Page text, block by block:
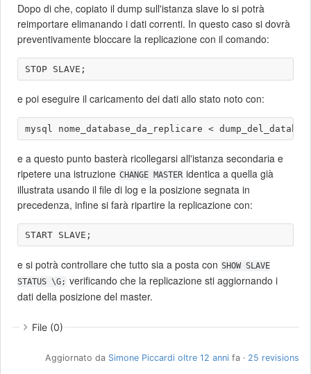
Dopo di che, copiato il dump sull'istanza slave lo si potrà
reimportare elimanando i dati correnti. In questo caso si dovrà
preventivamente bloccare la replicazione con il comando:
e poi eseguire il caricamento dei dati allo stato noto con:
e a questo punto basterà ricollegarsi all'istanza secondaria e
ripetere una istruzione CHANGE MASTER identica a quella già
illustrata usando il file di log e la posizione segnata in
precedenza, infine si farà ripartire la replicazione con:
e si potrà controllare che tutto sia a posta con SHOW SLAVE
STATUS \G; verificando che la replicazione sti aggiornando i
dati della posizione del master.
File (0)
Aggiornato da Simone Piccardi oltre 12 anni fa · 25 revisions